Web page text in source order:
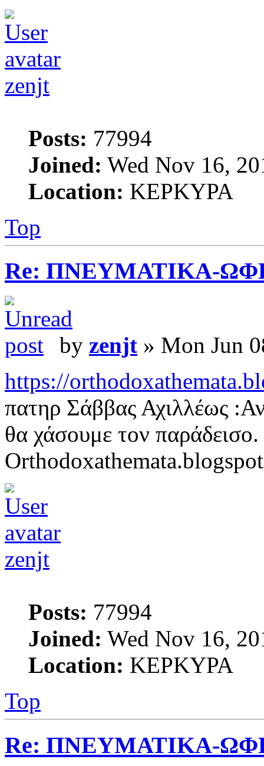
zenjt
Posts: 77994
Joined: Wed Nov 16,
Location: ΚΕΡΚΥΡΑ
Top
Re: ΠΝΕΥΜΑΤΙΚΑ-
by zenjt » Mon Jun
https://
πατηρ Σάββας Αχιλλέως
θα χάσουμε τον παράδεισο.
zenjt
Posts: 77994
Joined: Wed Nov 16,
Location: ΚΕΡΚΥΡΑ
Top
Re: ΠΝΕΥΜΑΤΙΚΑ-